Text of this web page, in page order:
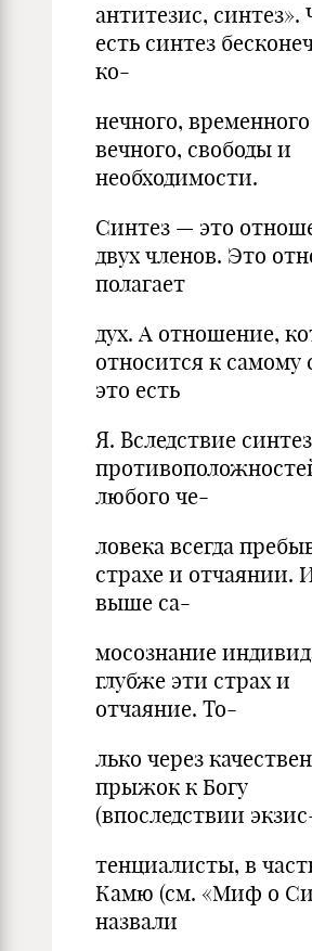
антитезис, синтез».
есть синтез
ко-
нечного,
вечного, свободы и
необходимости.
Синтез — это
двух членов. Это
полагает
дух. А отношение,
относится к самому
это есть
Я. Вследствие
любого че-
ловека всегда
страхе и отчаянии.
выше са-
мосознание
глубже эти страх и
отчаяние. То-
лько через
прыжок к Богу
(впоследствии
тенциалисты, в
Камю (см. «Миф о
назвали